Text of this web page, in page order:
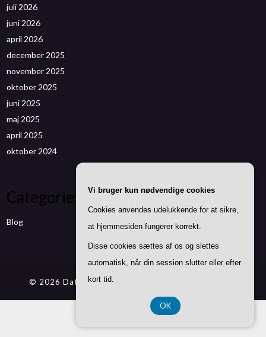
juli 2026
juni 2026
april 2026
december 2025
november 2025
oktober 2025
juni 2025
maj 2025
april 2025
oktober 2024
Categories
Blog
© 2026 Datenwizard.de
CVR DK37 40 77 39
Vi bruger kun nødvendige cookies
Cookies anvendes udelukkende for at sikre,
at hjemmesiden fungerer korrekt.
Disse cookies sættes af os og slettes
automatisk, når din session slutter eller efter
kort tid.
OK